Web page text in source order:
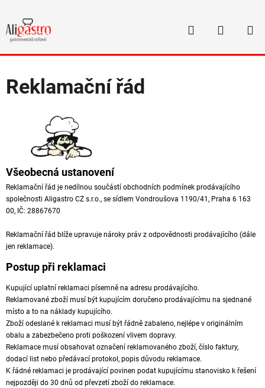
obsah
Hledat
Domů
/Reklamační řád
Reklamační řád
Všeobecná ustanovení
Reklamační řád je nedílnou součástí obchodních podmínek prodávajícího
společnosti Aligastro CZ s.r.o., se sídlem Vondroušova 1190/41, Praha 6 163
00, IČ: 28867670
Reklamační řád blíže upravuje nároky práv z odpovědnosti prodávajícího (dále
jen reklamace).
Postup při reklamaci
Kupující uplatní reklamaci písemně na adresu prodávajícího.
Reklamované zboží musí být kupujícím doručeno prodávajícímu na sjednané
místo a to na náklady kupujícího.
Zboží odeslané k reklamaci musí být řádně zabaleno, nejlépe v originálním
obalu a zabezbečeno proti poškození vlivem dopravy.
Reklamace musí obsahovat označení reklamovaného zboží, číslo faktury,
dodací list nebo předávací protokol, popis důvodu reklamace.
K řádné reklamaci je prodávající povinen podat kupujícímu stanovisko k řešení
nejpozději do 30 dnů od převzetí zboží do reklamace.